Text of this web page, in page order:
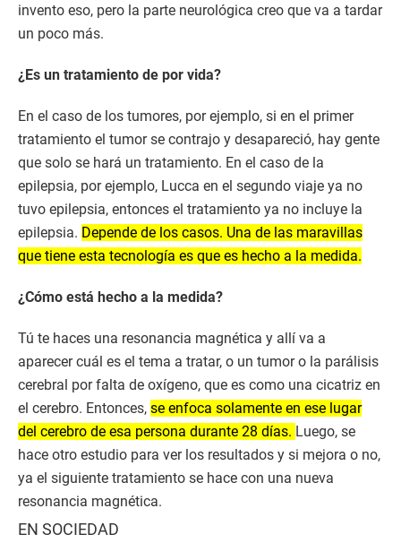
invento eso, pero la parte neurológica creo que va a tardar
un poco más.
¿Es un tratamiento de por vida?
En el caso de los tumores, por ejemplo, si en el primer
tratamiento el tumor se contrajo y desapareció, hay gente
que solo se hará un tratamiento. En el caso de la
epilepsia, por ejemplo, Lucca en el segundo viaje ya no
tuvo epilepsia, entonces el tratamiento ya no incluye la
epilepsia. Depende de los casos. Una de las maravillas
que tiene esta tecnología es que es hecho a la medida.
¿Cómo está hecho a la medida?
Tú te haces una resonancia magnética y allí va a
aparecer cuál es el tema a tratar, o un tumor o la parálisis
cerebral por falta de oxígeno, que es como una cicatriz en
el cerebro. Entonces, se enfoca solamente en ese lugar
del cerebro de esa persona durante 28 días. Luego, se
hace otro estudio para ver los resultados y si mejora o no,
ya el siguiente tratamiento se hace con una nueva
resonancia magnética.
EN SOCIEDAD